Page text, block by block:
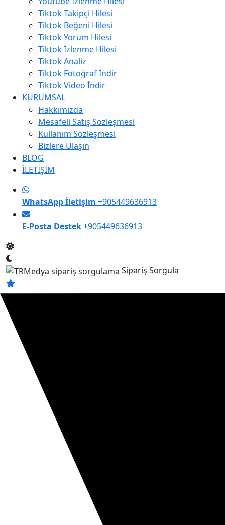
Tiktok Takipçi Hilesi
Tiktok Beğeni Hilesi
Tiktok Yorum Hilesi
Tiktok İzlenme Hilesi
Tiktok Analiz
Tiktok Fotoğraf İndir
Tiktok Video İndir
KURUMSAL
Hakkımızda
Mesafeli Satış Sözleşmesi
Kullanım Sözleşmesi
Bizlere Ulaşın
BLOG
İLETİŞİM
WhatsApp İletişim +905449636913
E-Posta Destek+905449636913
Sipariş Sorgula